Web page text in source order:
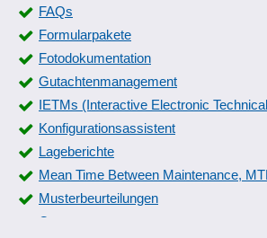
FAQs
Formularpakete
Fotodokumentation
Gutachtenmanagement
IETMs (Interactive Electronic
Konfigurationsassistent
Lageberichte
Mean Time Between Maintenance,
Musterbeurteilungen
Outputmanagement